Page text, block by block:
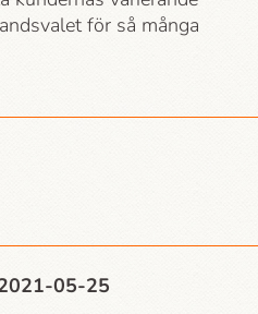
för så många
05-25